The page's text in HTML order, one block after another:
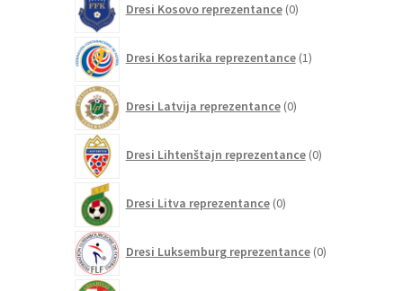
Dresi Kosovo reprezentance 0izdelkov
Dresi Kostarika reprezentance 1izdelek
Dresi Latvija reprezentance 0izdelkov
Dresi Lihtenštajn reprezentance 0izdelkov
Dresi Litva reprezentance 0izdelkov
Dresi Luksemburg reprezentance 0izdelkov